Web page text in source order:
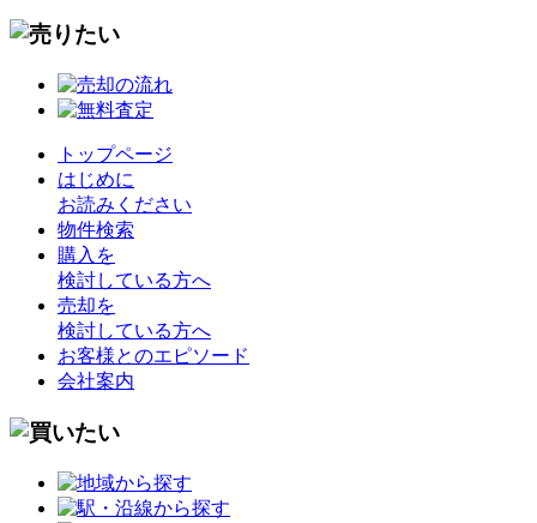
トップページ
はじめに
お読みください
物件検索
購入を
検討している方へ
売却を
検討している方へ
お客様とのエピソード
会社案内